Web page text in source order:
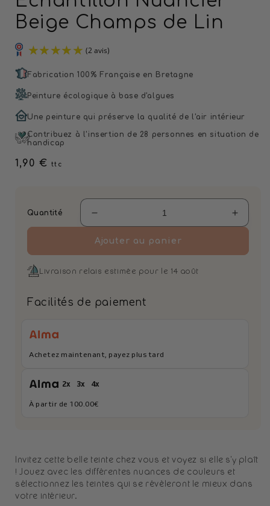
Beige Champs de Lin
Fabrication 100% Française en Bretagne
Peinture écologique à base d'algues
Une peinture qui préserve la qualité de l'air intérieur
Contribuez à l'insertion de 28 personnes en situation de
handicap
Prix
1,90 €ttc
Quantité
la
quantité
de
Échantillon
Champs
la
de
Ajouter au panier
Livraison relais estimée pour le 14 août
Facilités de paiement
Achetez maintenant, payez plus tard
2x 3x 4x
À partir de 100.00€
Invitez cette belle teinte chez vous et voyez si elle s'y plaît
! Jouez avec les différentes nuances de couleurs et
sélectionnez les teintes qui se révèleront le mieux dans
votre intérieur.